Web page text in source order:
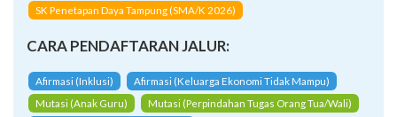
SK Penetapan Daya Tampung (SMA/K 2026)
CARA PENDAFTARAN JALUR:
Afirmasi (Inklusi)
Afirmasi (Keluarga Ekonomi Tidak Mampu)
Mutasi (Anak Guru)
Mutasi (Perpindahan Tugas Orang Tua/Wali)